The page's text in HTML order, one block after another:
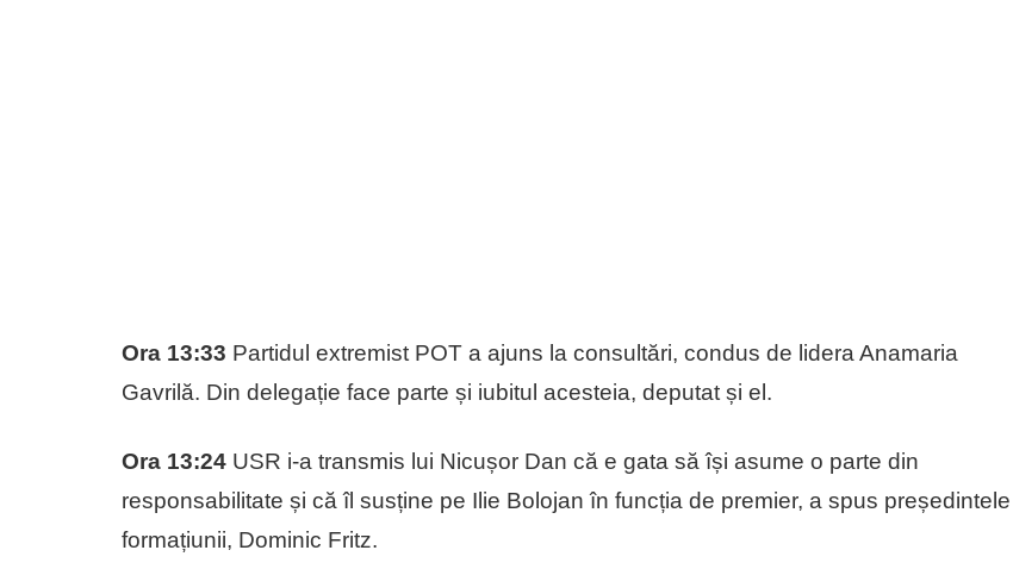
Ora 13:33 Partidul extremist POT a ajuns la consultări, condus de lidera Anamaria
Gavrilă. Din delegație face parte și iubitul acesteia, deputat și el.
Ora 13:24 USR i-a transmis lui Nicușor Dan că e gata să își asume o parte din
responsabilitate și că îl susține pe Ilie Bolojan în funcția de premier, a spus președintele
formațiunii, Dominic Fritz.